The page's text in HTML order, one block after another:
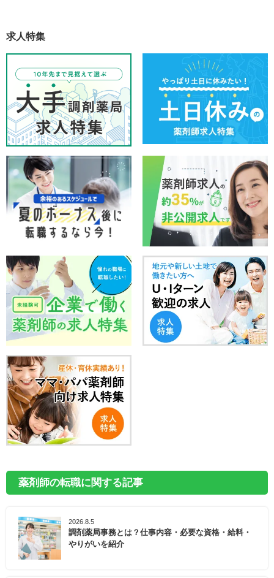
求人特集
薬剤師の転職に関する記事
2026.8.5
調剤薬局事務とは？仕事内容・必要な資格・給料・
やりがいを紹介